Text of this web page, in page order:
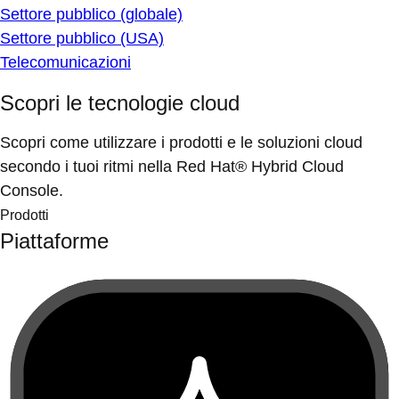
Settore pubblico (globale)
Settore pubblico (USA)
Telecomunicazioni
Scopri le tecnologie cloud
Scopri come utilizzare i prodotti e le soluzioni cloud
secondo i tuoi ritmi nella Red Hat® Hybrid Cloud
Console.
Prodotti
Piattaforme